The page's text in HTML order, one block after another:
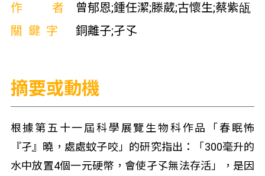
作者
曾郁恩;鍾任潔;滕葳;古懷生;蔡紫瓵
關鍵字
銅離子;孑孓
摘要或動機
根據第五十一屆科學展覽生物科作品「春眠怖
『孑』曉，處處蚊子咬」的研究指出：「300毫升的
水中放置4個一元硬幣，會使孑孓無法存活」，是因